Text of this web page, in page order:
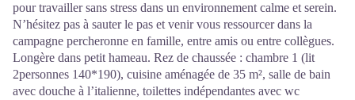
pour travailler sans stress dans un environnement calme et serein.
N’hésitez pas à sauter le pas et venir vous ressourcer dans la
campagne percheronne en famille, entre amis ou entre collègues.
Longère dans petit hameau. Rez de chaussée : chambre 1 (lit
2personnes 140*190), cuisine aménagée de 35 m², salle de bain
avec douche à l’italienne, toilettes indépendantes avec wc